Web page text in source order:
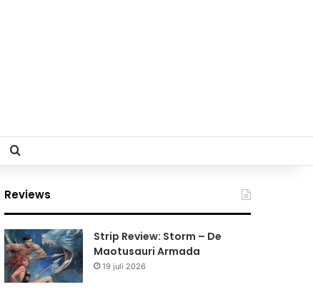
Search for
Reviews
Strip Review: Storm – De
Maotusauri Armada
19 juli 2026